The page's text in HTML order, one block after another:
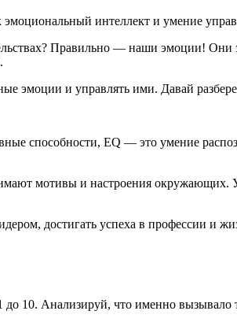
интеллект и умение
Правильно — наши эмоции! Они
эмоции и управлять ими. Давай
способности, EQ — это умение
мотивы и настроения окружающих.
достигать успеха в профессии и
10. Анализируй, что именно